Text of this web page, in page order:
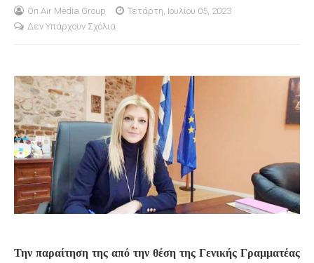
NEW
On Air Media Group
Τετάρτη, Ιουλίου 05, 2023
Δεν Υπάρχουν Σχόλια
Την παραίτηση της από την θέση της Γενικής Γραμματέας